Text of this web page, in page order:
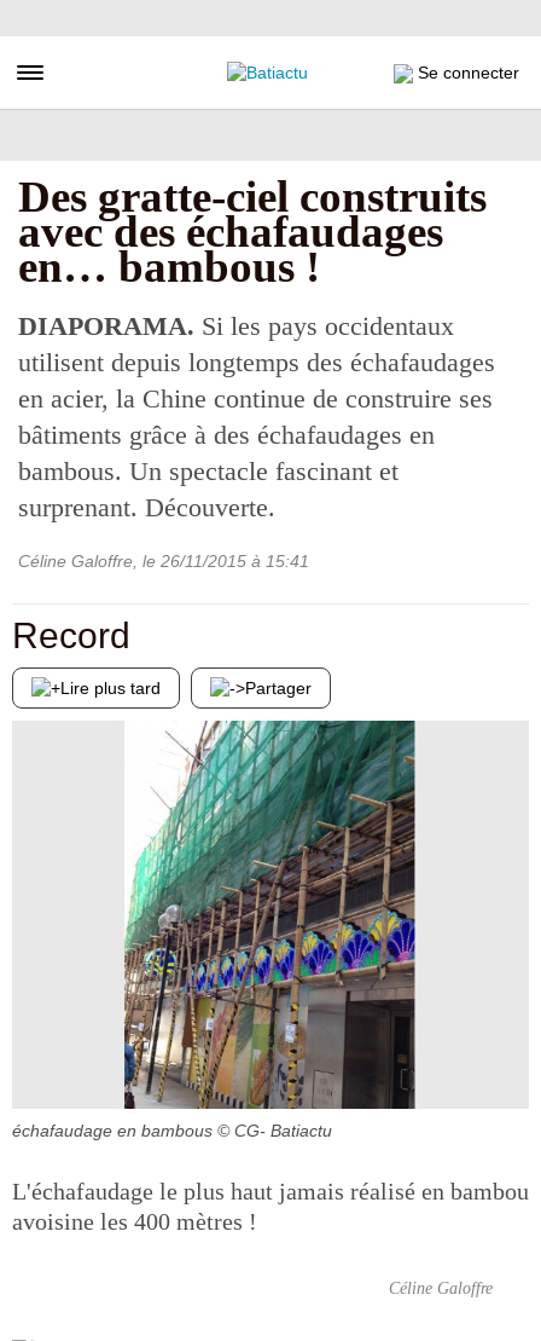
au
principal
Toggle navigation Se connecter
Des gratte-ciel construits
avec des échafaudages
en… bambous !
DIAPORAMA. Si les pays occidentaux
utilisent depuis longtemps des échafaudages
en acier, la Chine continue de construire ses
bâtiments grâce à des échafaudages en
bambous. Un spectacle fascinant et
surprenant. Découverte.
Céline Galoffre , le 26/11/2015 à 15:41
Record
Lire plus tard Partager
échafaudage en bambous © CG- Batiactu
L'échafaudage le plus haut jamais réalisé en bambou
avoisine les 400 mètres !
Céline Galoffre